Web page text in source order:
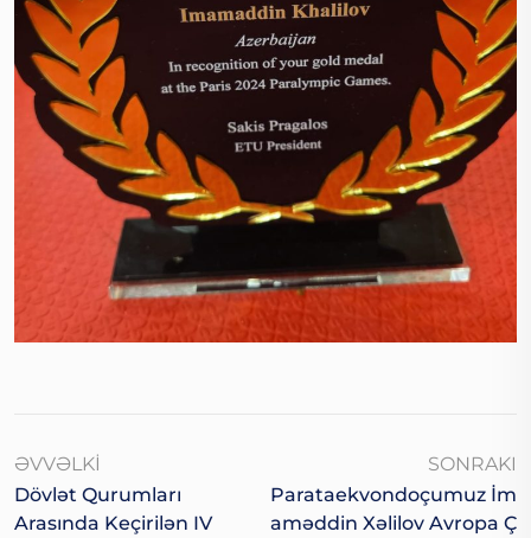
ƏVVƏLKI
Dövlət Qurumları
Arasında Keçirilən IV
SONRAKI
Parataekvondoçumuz İm
Aməddin Xəlilov Avropa Ç